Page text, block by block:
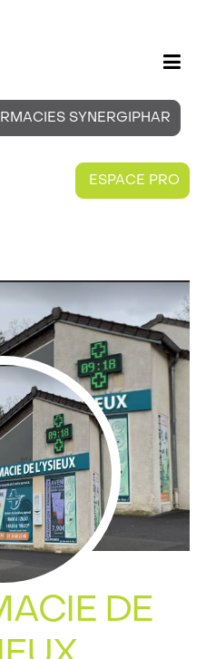
SYNERGIPHAR
ESPACE PRO
DE